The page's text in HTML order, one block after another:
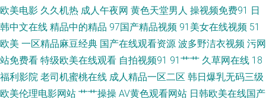
app 成人超碰在线观看 狼窝AV专区 日韩三极片 少妇精彩一区二区 微拍福利
色区 97色偷偷超踫 av资源网址 俺来也导航 超碰99人人乐 成人av天堂 豆花
欧美电影 久久机热 成人午夜网 黄色天堂男人 操视频免费91 日
韩中文在线 精品中的精品 97国产精品视频 91美女在线视频 51
欧美 一区精品麻豆经典 国产在线观看资源 波多野洁衣视频 污网
站免费看 特级欧美在线观看 自拍视频91 91艹艹 久草网在线 18
福利影院 老司机蜜桃在线 成人精品一区二区 韩日爆乳无码三级
欧美伦理电影网站 艹艹操操 AV黄色观看网站 日韩欧美在线国产